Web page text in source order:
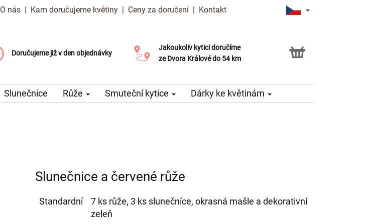
O nás | Kam doručujeme květiny | Ceny za doručení | Kontakt
Doručujeme již v den objednávky
Doručujeme již od 99 Kč
Možný výběr času a dne doručení
Jakoukoliv kytici doručíme
ze Dvora Králové do 54 km
Možnost vyzvednout v naší květince
Slunečnice Růže Smuteční kytice Dárky ke květinám
Slunečnice a červené růže
Standardní
7 ks růže, 3 ks slunečníce, okrasná mašle a dekorativní
zeleň